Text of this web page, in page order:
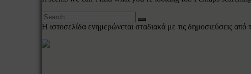
Η ιστοσελίδα ενημερώνεται σταδιακά με τις δημοσιεύσεις